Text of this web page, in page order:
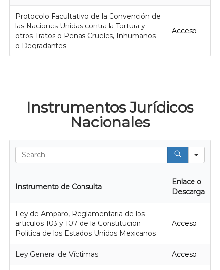
Protocolo Facultativo de la Convención de
las Naciones Unidas contra la Tortura y
otros Tratos o Penas Crueles, Inhumanos
o Degradantes
Acceso
Instrumentos Jurídicos
Nacionales
Instrumento de Consulta
Enlace o
Descarga
Ley de Amparo, Reglamentaria de los
artículos 103 y 107 de la Constitución
Política de los Estados Unidos Mexicanos
Acceso
Ley General de Víctimas Acceso